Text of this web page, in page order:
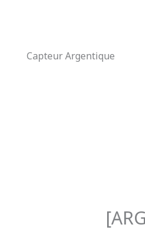
Capteur Argentique